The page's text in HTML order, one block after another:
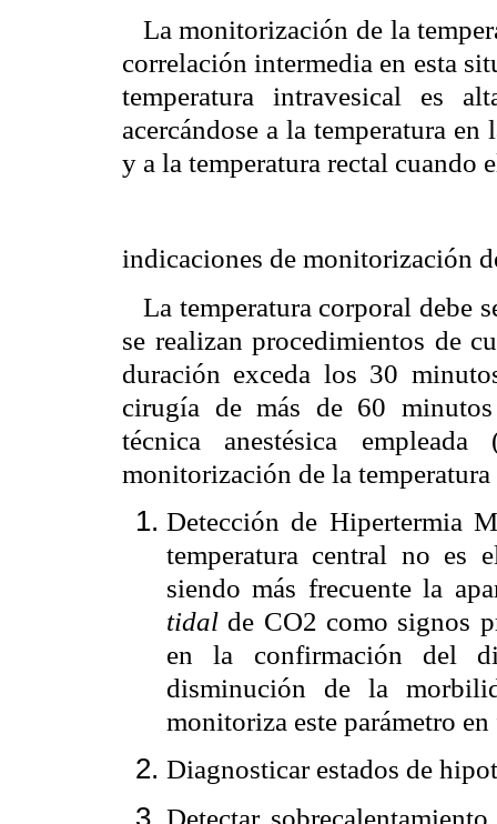
La monitorización de la
correlación intermedia en esta
temperatura intravesical es
acercándose a la temperatura
y a la temperatura rectal cuando
indicaciones de monitorización
La temperatura corporal debe
se realizan procedimientos de
duración exceda los 30
cirugía de más de 60
técnica anestésica empleada
monitorización de la temperatura
Detección de Hipertermia
temperatura central no es
siendo más frecuente la
tidal de CO2 como signos
en la confirmación del
disminución de la
monitoriza este parámetro
Diagnosticar estados de
Detectar